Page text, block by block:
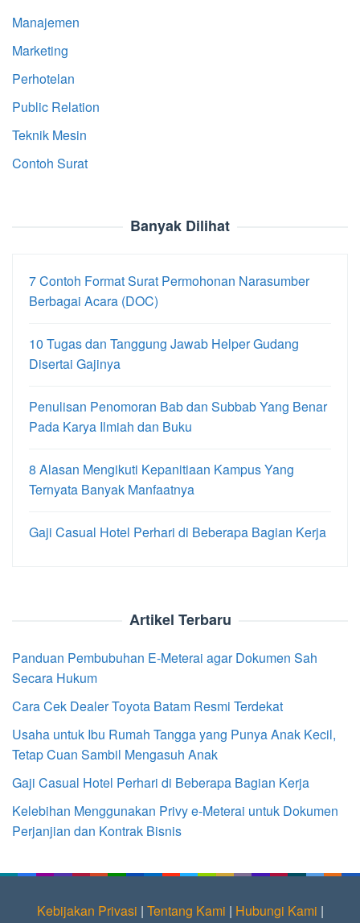
Manajemen
Marketing
Perhotelan
Public Relation
Teknik Mesin
Contoh Surat
Banyak Dilihat
7 Contoh Format Surat Permohonan Narasumber
Berbagai Acara (DOC)
10 Tugas dan Tanggung Jawab Helper Gudang
Disertai Gajinya
Penulisan Penomoran Bab dan Subbab Yang Benar
Pada Karya Ilmiah dan Buku
8 Alasan Mengikuti Kepanitiaan Kampus Yang
Ternyata Banyak Manfaatnya
Gaji Casual Hotel Perhari di Beberapa Bagian Kerja
Artikel Terbaru
Panduan Pembubuhan E-Meterai agar Dokumen Sah
Secara Hukum
Cara Cek Dealer Toyota Batam Resmi Terdekat
Usaha untuk Ibu Rumah Tangga yang Punya Anak Kecil,
Tetap Cuan Sambil Mengasuh Anak
Gaji Casual Hotel Perhari di Beberapa Bagian Kerja
Kelebihan Menggunakan Privy e-Meterai untuk Dokumen
Perjanjian dan Kontrak Bisnis
Kebijakan Privasi | Tentang Kami | Hubungi Kami |